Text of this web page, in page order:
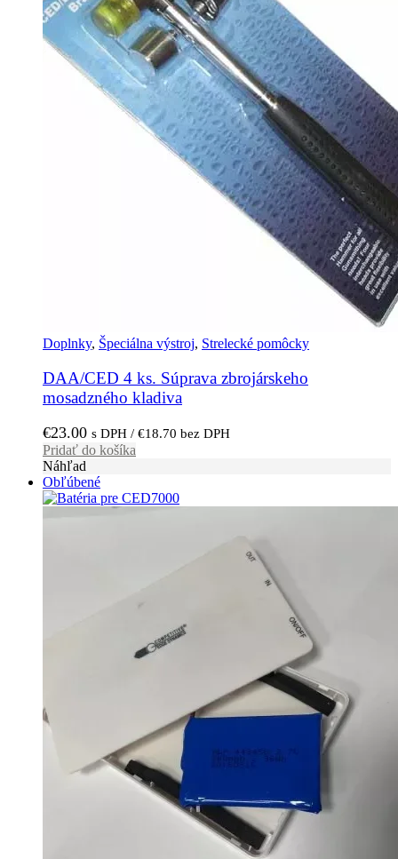
Doplnky, Špeciálna výstroj, Strelecké pomôcky
DAA/CED 4 ks. Súprava zbrojárskeho
mosadzného kladiva
€23.00 s DPH / €18.70 bez DPH
Pridať do košíka
Náhľad
Obľúbené